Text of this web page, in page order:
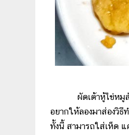
ผัดเต้าหู้ไข่หมู
อยากให้ลองมาส่องวิธี
ทั้งนี้ สามารถใส่เห็ด